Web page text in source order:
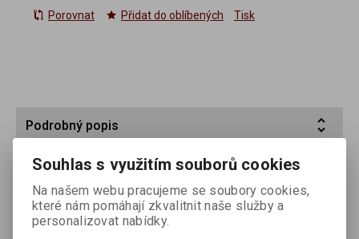
Porovnat Přidat do oblíbených Tisk
Podrobný popis
Složenípšeničnýsójovésójovépšeničná
Souhlas s využitím souborů cookies
Na našem webu pracujeme se soubory cookies,
které nám pomáhají zkvalitnit naše služby a
personalizovat nabídky.